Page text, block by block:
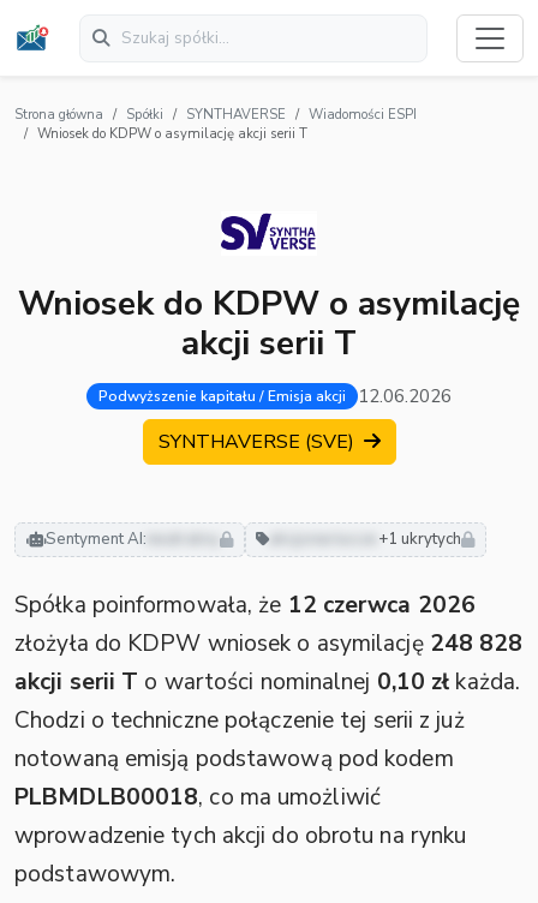
Strona główna Spółki SYNTHAVERSE
Wiadomości ESPI
Wniosek do KDPW o asymilację akcji serii T
Wniosek do KDPW o asymilację
akcji serii T
Podwyższenie kapitału / Emisja akcji 12.06.2026
SYNTHAVERSE (SVE)
Sentyment AI: neutralny akcjonariusze +1 ukrytych
Spółka poinformowała, że 12 czerwca 2026
złożyła do KDPW wniosek o asymilację 248 828
akcji serii T o wartości nominalnej 0,10 zł każda.
Chodzi o techniczne połączenie tej serii z już
notowaną emisją podstawową pod kodem
PLBMDLB00018, co ma umożliwić
wprowadzenie tych akcji do obrotu na rynku
podstawowym.